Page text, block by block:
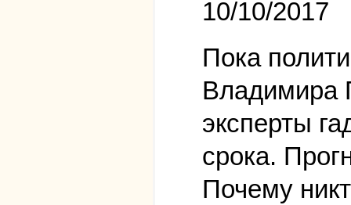
10/10/2017
Пока
Владимира
эксперты
срока.
Почему